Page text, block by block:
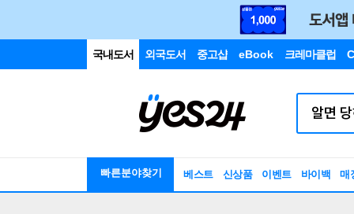
국내도서 외국도서 중고샵 eBook 크레마클럽
빠른분야찾기 베스트 신상품 이벤트 바이백 매